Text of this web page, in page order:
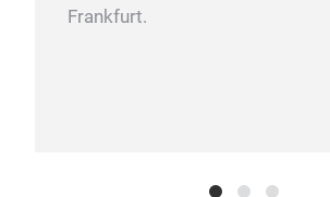
Frankfurt.